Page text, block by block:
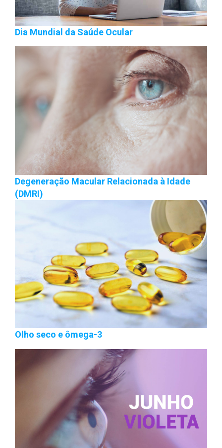
Dia Mundial da Saúde Ocular
Degeneração Macular Relacionada à Idade
(DMRI)
Olho seco e ômega-3